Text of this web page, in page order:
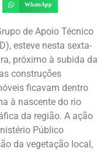
WhatsApp
de Apoio Técnico
esteve nesta sexta-
próximo à subida da
construções
ficavam dentro
à nascente do rio
da região. A ação
Público
da vegetação local,